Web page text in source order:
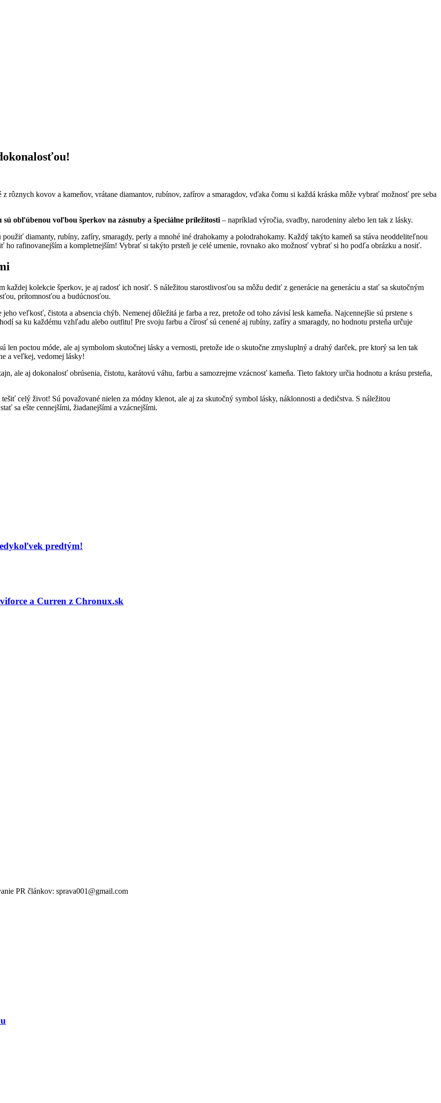
rôznych kovov a kameňov, vrátane diamantov, rubínov, zafírov a smaragdov, vďaka čomu si každá kráska môže vybrať možnosť pre seba
obľúbenou voľbou šperkov na zásnuby a špeciálne príležitosti – napríklad výročia, svadby, narodeniny alebo len tak z lásky.
diamanty, rubíny, zafíry, smaragdy, perly a mnohé iné drahokamy a polodrahokamy. Každý takýto kameň sa stáva neoddeliteľnou
ho rafinovanejším a kompletnejším! Vybrať si takýto prsteň je celé umenie, rovnako ako možnosť vybrať si ho podľa obrázku a nosiť.
kolekcie šperkov, je aj radosť ich nosiť. S náležitou starostlivosťou sa môžu dediť z generácie na generáciu a stať sa skutočným
prítomnosťou a budúcnosťou.
veľkosť, čistota a absencia chýb. Nemenej dôležitá je farba a rez, pretože od toho závisí lesk kameňa. Najcennejšie sú prstene s
sa ku každému vzhľadu alebo outfitu! Pre svoju farbu a čírosť sú cenené aj rubíny, zafíry a smaragdy, no hodnotu prsteňa určuje
len poctou móde, ale aj symbolom skutočnej lásky a vernosti, pretože ide o skutočne zmysluplný a drahý darček, pre ktorý sa len tak
a veľkej, vedomej lásky!
ale aj dokonalosť obrúsenia, čistotu, karátovú váhu, farbu a samozrejme vzácnosť kameňa. Tieto faktory určia hodnotu a krásu prsteňa,
celý život! Sú považované nielen za módny klenot, ale aj za skutočný symbol lásky, náklonnosti a dedičstva. S náležitou
sa ešte cennejšími, žiadanejšími a vzácnejšími.
predtým!
a Curren z Chronux.sk
PR článkov: sprava001@gmail.com